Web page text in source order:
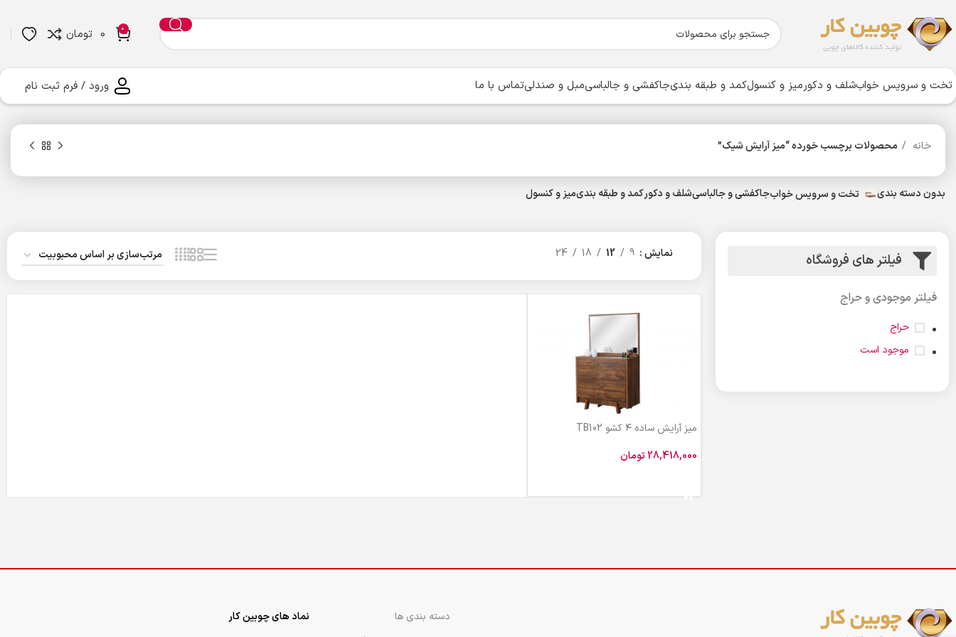
0
0 تومان
تخت و سرویس خوابشلف و دکورمیز و کنسولکمد و طبقه بندیجاکفشی و جالباسیمبل و صندلیتماس با ما ورود / فرم ثبت نام
خانه محصولات برچسب خورده “میز آرایش شیک”
بدون دسته بندی تخت و سرویس خوابجاکفشی و جالباسیشلف و دکورکمد و طبقه بندیمیز و کنسول
فیلتر های فروشگاه
فیلتر موجودی و حراج
حراج
موجود است
نمایش 9
12
18
24
میز آرایش ساده ۴ کشو TB102
تومان
دسته بندی ها
نماد های چوبین کار